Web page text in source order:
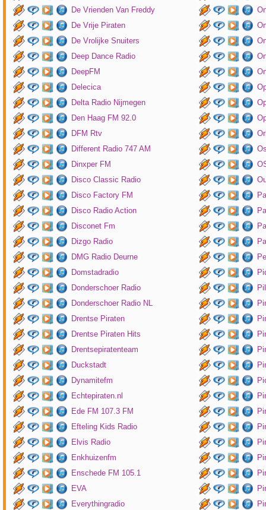
De Vrienden Van Freddy
De Vrije Piraten
De Vrolijke Snuiters
Deep Dance Radio
DeepFM
Delecica
Delta Radio Nijmegen
Den Haag FM 92.0
DFM Rtv
Different Radio 747 AM
Dinxper FM
Disco Classic Radio
Disco Factory FM
Disco Radio Action
Disconet Fm
Dizgo Radio
DMG Radio Deurne
Domstadradio
Donderschoer Radio
Donderschoer Radio NL
Drentse Piraten
Drentse Piraten Hits
Drentsepiratenteam
Duckstadt
Dynamitefm
Echtepiraten.nl
Ede FM 107.3 FM
Efteling Kids Radio
Elvis Radio
Enkhuizenfm
Enschede FM 105.1
EVA
Everythingradio